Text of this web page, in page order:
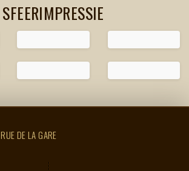
SFEERIMPRESSIE
DE LA GARE